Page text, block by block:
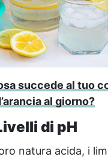
succede al tuo
al giorno?
di pH
natura acida, i